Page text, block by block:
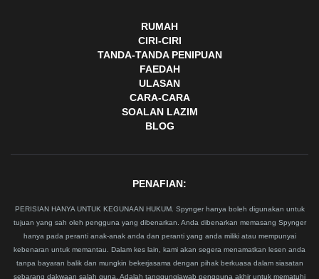
RUMAH
CIRI-CIRI
TANDA-TANDA PENIPUAN
FAEDAH
ULASAN
CARA-CARA
SOALAN LAZIM
BLOG
PENAFIAN:
PERISIAN HANYA UNTUK KEGUNAAN HUKUM. Spynger hanya boleh digunakan untuk
tujuan yang sah oleh pengguna yang dibenarkan. Anda dibenarkan memasang Spynger
hanya pada peranti anak-anak anda dan peranti yang anda miliki atau mempunyai
kebenaran untuk memantau. Dalam kes lain, kami akan segera menamatkan lesen anda
tanpa bayaran balik dan mungkin bekerjasama dengan pihak berkuasa dalam siasatan
sebarang dakwaan salah guna. Adalah tanggungjawab pengguna akhir untuk mematuhi